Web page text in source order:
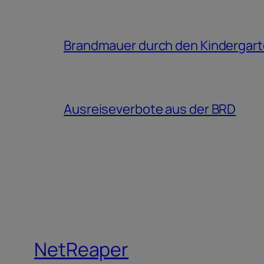
Brandmauer durch den
Ausreiseverbote aus der BRD
NetReaper